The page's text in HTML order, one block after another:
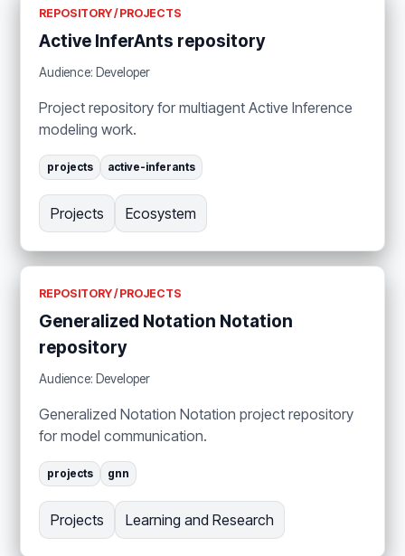
REPOSITORY / PROJECTS
Active InferAnts repository
Audience: Developer
Project repository for multiagent Active Inference
modeling work.
projects active-inferants
Projects Ecosystem
REPOSITORY / PROJECTS
Generalized Notation Notation
repository
Audience: Developer
Generalized Notation Notation project repository
for model communication.
projects gnn
Projects Learning and Research